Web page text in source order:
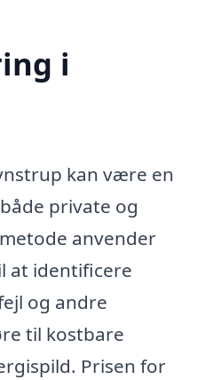
i
kan være en
private og
anvender
at identificere
og andre
til kostbare
Prisen for